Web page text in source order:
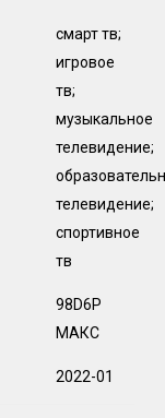
смарт тв;
игровое
тв;
музыкальное
телевидение;
телевидение;
спортивное
тв
98D6P
МАКС
2022-01